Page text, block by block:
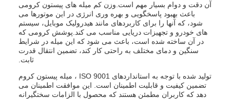
آن دقت و دوام بسیار مهم است.وزن کم میله های پیستون کرومی
باعث بهبود پاسخگویی و بهره وری انرژی در این موتورها می
شود، که آنها را برای کاربردهای مانند هیدرولیک موبایل، سیستم
های خودرو و تجهیزات دریایی مناسب می کند.پوشش کرومی که
در آن ساخته شده است، باعث می شود که این میله در شرایط
سنگین و دمای مختلف به راحتی کار کند، تضمین انتقال قدرت
ثابت.
تولید شده با توجه به استانداردهای ISO 9001 ، میله پیستون کروم
تضمین کیفیت و قابلیت اطمینان است. این موافقت اطمینان می
دهد که کاربران مطمئن هستند که محصول با الزامات سختگیرانه